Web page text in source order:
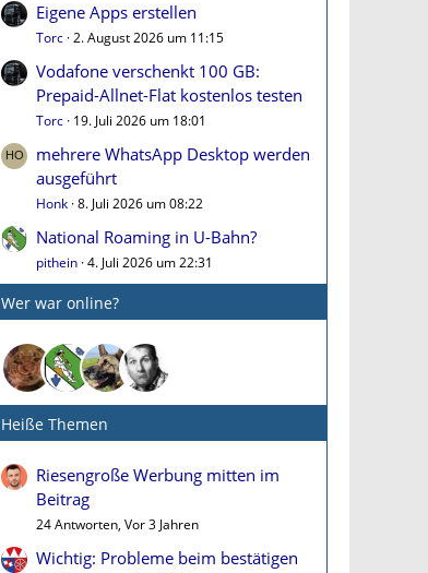
Eigene Apps erstellen
Torc 2. August 2026 um 11:15
Vodafone verschenkt 100 GB:
Prepaid-Allnet-Flat kostenlos testen
Torc 19. Juli 2026 um 18:01
mehrere WhatsApp Desktop werden
ausgeführt
Honk 8. Juli 2026 um 08:22
National Roaming in U-Bahn?
pithein 4. Juli 2026 um 22:31
Wer war online?
Heiße Themen
Riesengroße Werbung mitten im
Beitrag
24 Antworten, Vor 3 Jahren
Wichtig: Probleme beim bestätigen